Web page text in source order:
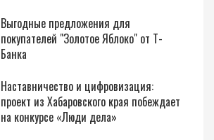
Выгодные предложения для
покупателей "Золотое Яблоко" от Т-
Банка
Наставничество и цифровизация:
проект из Хабаровского края побеждает
на конкурсе «Люди дела»